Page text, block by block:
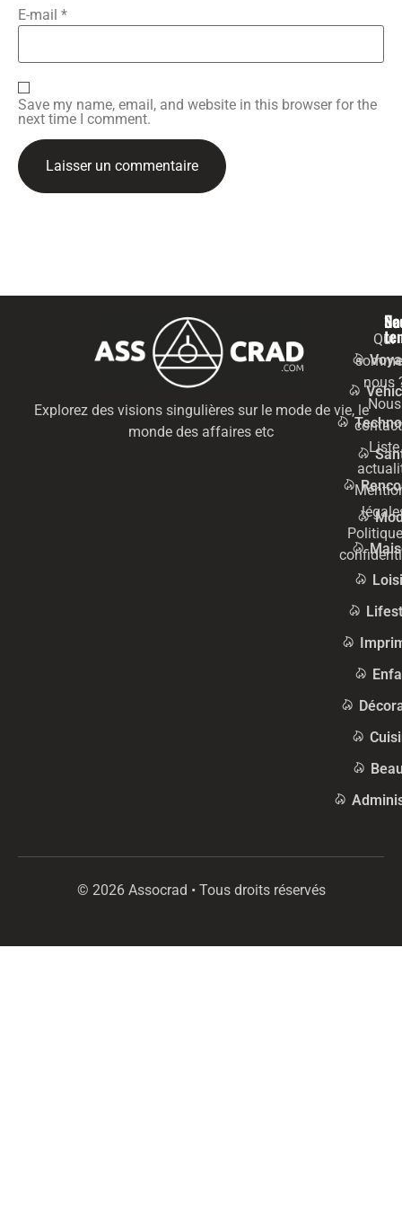
E-mail *
Save my name, email, and website in this browser for the
next time I comment.
Explorez des visions singulières sur le mode de vie, le
monde des affaires etc
Qui
nous
Nous
Liste
© 2026 Assocrad • Tous droits réservés